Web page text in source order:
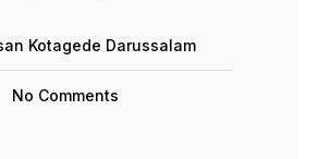
Kotagede Darussalam
No Comments